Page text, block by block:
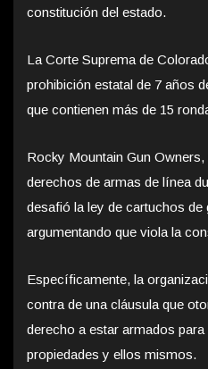
constitución del estado.
La Corte Suprema de
prohibición estatal de 7 años
que contienen más de 15
Rocky Mountain Gun
derechos de armas de línea
desafió la ley de cartuchos de
argumentando que viola la
Específicamente, la
contra de una cláusula que
derecho a estar armados
propiedades y ellos mismos.